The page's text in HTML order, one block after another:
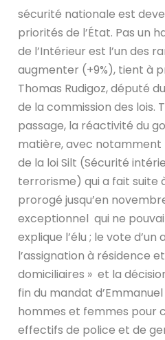
sécurité nationale est
priorités de l’État. Pas un
de l’Intérieur est l’un des
augmenter (+9%), tient à
Thomas Rudigoz, député
de la commission des lois.
passage, la réactivité du
matière, avec notamment
de la loi Silt (Sécurité
terrorisme) qui a fait suite
prorogé jusqu’en
exceptionnel qui ne
explique l’élu ; le vote
l’assignation à résidence
domiciliaires » et la
fin du mandat
hommes et femmes pour
effectifs de police et de